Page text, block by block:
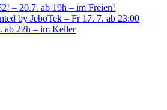
– 20.7. ab 19h – im Freien!
by JeboTek – Fr 17. 7. ab 23:00
ab 22h – im Keller